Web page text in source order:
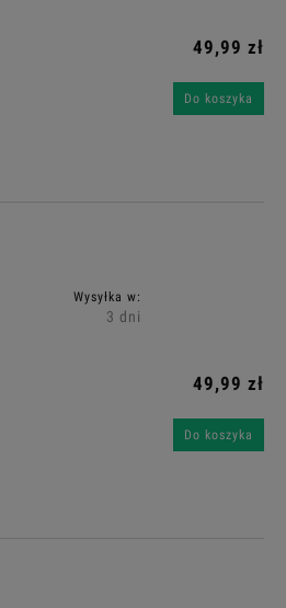
49,99 zł
Do koszyka
Wysyłka w:
3 dni
49,99 zł
Do koszyka